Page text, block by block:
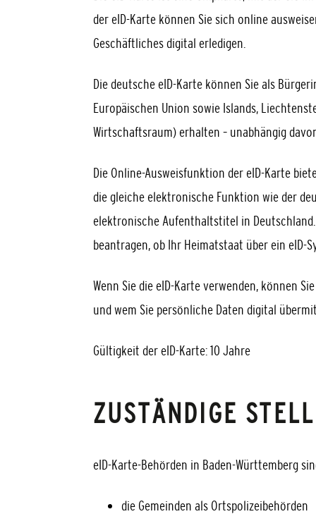
der eID-Karte können Sie sich online
Geschäftliches digital erledigen.
Die deutsche eID-Karte können Sie als
Europäischen Union sowie Islands,
Wirtschaftsraum) erhalten – unabhängig
Die Online-Ausweisfunktion der eID-Karte
die gleiche elektronische Funktion wie der
elektronische Aufenthaltstitel in
beantragen, ob Ihr Heimatstaat über ein eID-
Wenn Sie die eID-Karte verwenden, können
und wem Sie persönliche Daten digital
Gültigkeit der eID-Karte: 10 Jahre
ZUSTÄNDIGE
eID-Karte-Behörden in Baden-Württemberg
die Gemeinden als Ortspolizeibehörden